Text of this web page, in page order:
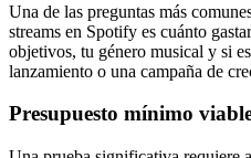
Una de las preguntas más
streams en Spotify es cuánto
objetivos, tu género musical y si
lanzamiento o una campaña de
Presupuesto mínimo